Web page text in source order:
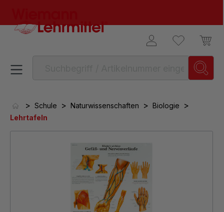
> Schule > Naturwissenschaften > Biologie >
Lehrtafeln
Bildergalerie überspringen